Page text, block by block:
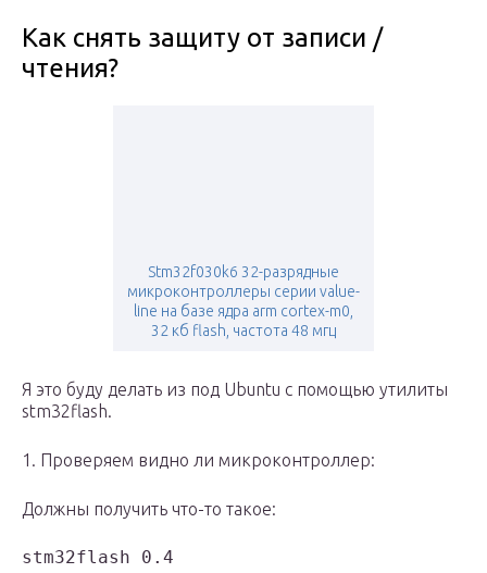
Как снять защиту от записи /
чтения?
Stm32f030k6 32-разрядные
микроконтроллеры серии value-
line на базе ядра arm cortex-m0,
32 кб flash, частота 48 мгц
Я это буду делать из под Ubuntu с помощью утилиты
stm32flash.
1. Проверяем видно ли микроконтроллер:
Должны получить что-то такое:
stm32flash 0.4